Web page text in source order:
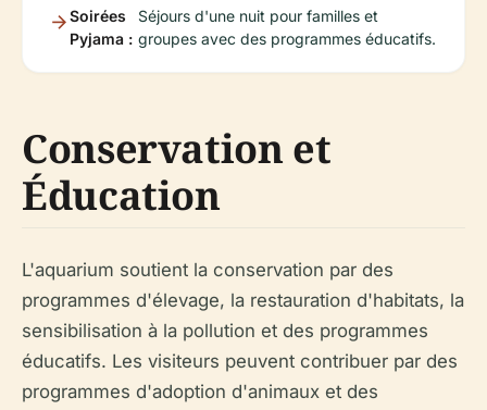
Soirées
Pyjama :
Séjours d'une nuit pour familles et
groupes avec des programmes éducatifs.
Conservation et
Éducation
L'aquarium soutient la conservation par des
programmes d'élevage, la restauration d'habitats, la
sensibilisation à la pollution et des programmes
éducatifs. Les visiteurs peuvent contribuer par des
programmes d'adoption d'animaux et des